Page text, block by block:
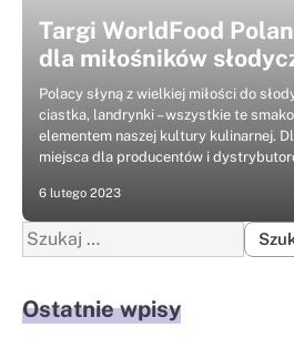
Targi WorldFood
dla miłośników
Polacy słyną z wielkiej miłości do
ciastka, landrynki – wszystkie te
elementem naszej kultury kulinarnej.
miejsca dla producentów i
6 lutego 2023
Szukaj:
Ostatnie wpisy